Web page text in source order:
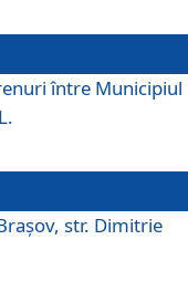
între Municipiul
str. Dimitrie